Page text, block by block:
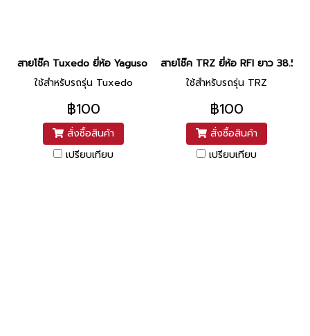
สายโช๊ค Tuxedo ยี่ห้อ Yaguso ยาว 29 นิ้ว
ใช้สำหรับรถรุ่น Tuxedo
฿100
สั่งซื้อสินค้า
เปรียบเทียบ
สายโช๊ค TRZ ยี่ห้อ RFI ยาว 38.5 นิ้
ใช้สำหรับรถรุ่น TRZ
฿100
สั่งซื้อสินค้า
เปรียบเทียบ